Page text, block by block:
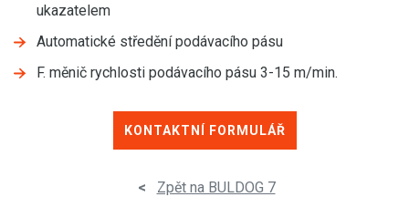
ukazatelem
Automatické středění podávacího pásu
F. měnič rychlosti podávacího pásu 3-15 m/min.
KONTAKTNÍ FORMULÁŘ
< Zpět na BULDOG 7